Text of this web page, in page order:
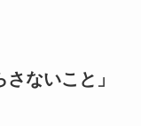
ないこと」